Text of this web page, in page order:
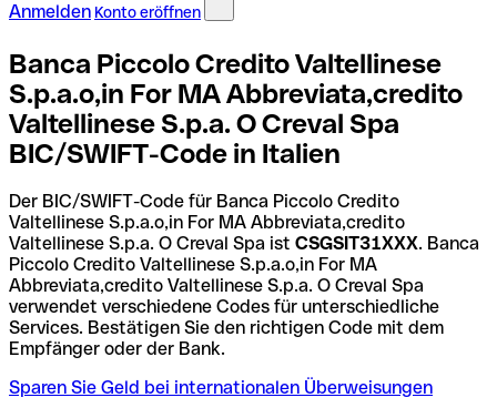
Anmelden Konto eröffnen
Banca Piccolo Credito Valtellinese
S.p.a.o,in For MA Abbreviata,credito
Valtellinese S.p.a. O Creval Spa
BIC/SWIFT-Code in Italien
Der BIC/SWIFT-Code für Banca Piccolo Credito
Valtellinese S.p.a.o,in For MA Abbreviata,credito
Valtellinese S.p.a. O Creval Spa ist CSGSIT31XXX. Banca
Piccolo Credito Valtellinese S.p.a.o,in For MA
Abbreviata,credito Valtellinese S.p.a. O Creval Spa
verwendet verschiedene Codes für unterschiedliche
Services. Bestätigen Sie den richtigen Code mit dem
Empfänger oder der Bank.
Sparen Sie Geld bei internationalen Überweisungen